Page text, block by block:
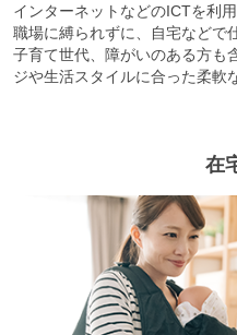
インターネットなどのICTを利
職場に縛られずに、自宅などで
子育て世代、障がいのある方も
ジや生活スタイルに合った柔軟
在